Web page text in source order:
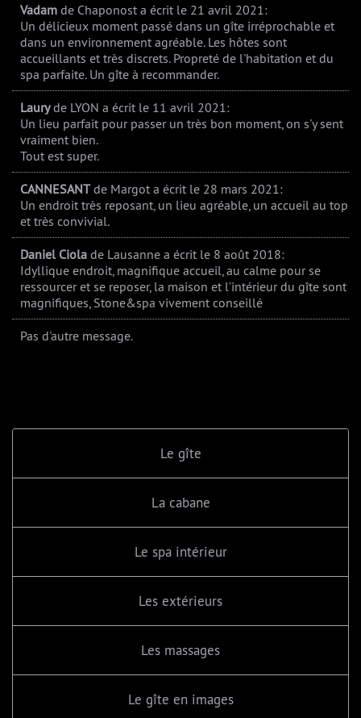
Vadam de Chaponost a écrit le 21 avril 2021:
Un délicieux moment passé dans un gîte irréprochable et
dans un environnement agréable. Les hôtes sont
accueillants et très discrets. Propreté de l'habitation et du
spa parfaite. Un gîte à recommander.
Lauryde LYON a écrit le 11 avril 2021:
Un lieu parfait pour passer un très bon moment, on s'y sent
vraiment bien.
Tout est super.
CANNESANTde Margot a écrit le 28 mars 2021:
Un endroit très reposant, un lieu agréable, un accueil au top
et très convivial.
Daniel Ciola de Lausanne a écrit le 8 août 2018:
Idyllique endroit, magnifique accueil, au calme pour se
ressourcer et se reposer, la maison et l’intérieur du gîte sont
magnifiques, Stone&spa vivement conseillé
Pas d'autre message.
Le gîte
La cabane
Le spa intérieur
Les extérieurs
Les massages
Le gîte en images